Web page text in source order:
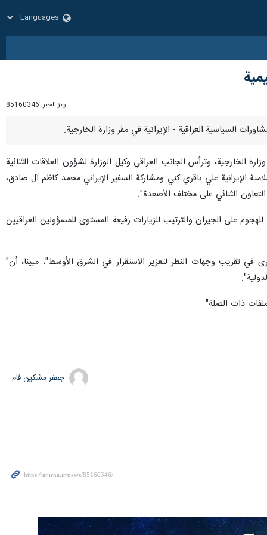
رمز الخبر: 85160346
(واع): إن" العراق وإيران عقدا جولة مشاورات سياسية بتاريخ اليوم 2023/7/4 في مقر وزارة الخارجية، وترأس الجانب العراقي وكيل الوزارة لشؤون العلاقات الثنائية
الإيرانية علي باقري كني ومشاركة السفير الإيراني محمد كاظم آل صادق،
التعاون الثنائي على مختلف الأصعدة".
على الجيران والترتيب للزيارات رفيعة المستوى للمسؤولين العراقيين
في تقريب وجهات النظر لتعزيز الاستقرار في الشرق الأوسط"، مبينا، أن"
ذات الصلة".
جعفر مشکین فام